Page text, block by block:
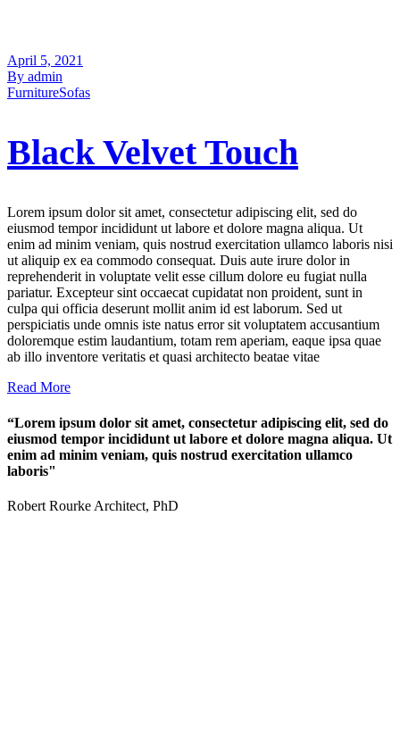
April 5, 2021
By admin
FurnitureSofas
Black Velvet Touch
Lorem ipsum dolor sit amet, consectetur adipiscing elit, sed do
eiusmod tempor incididunt ut labore et dolore magna aliqua. Ut
enim ad minim veniam, quis nostrud exercitation ullamco laboris nisi
ut aliquip ex ea commodo consequat. Duis aute irure dolor in
reprehenderit in voluptate velit esse cillum dolore eu fugiat nulla
pariatur. Excepteur sint occaecat cupidatat non proident, sunt in
culpa qui officia deserunt mollit anim id est laborum. Sed ut
perspiciatis unde omnis iste natus error sit voluptatem accusantium
doloremque estim laudantium, totam rem aperiam, eaque ipsa quae
ab illo inventore veritatis et quasi architecto beatae vitae
Read More
“Lorem ipsum dolor sit amet, consectetur adipiscing elit, sed do
eiusmod tempor incididunt ut labore et dolore magna aliqua. Ut
enim ad minim veniam, quis nostrud exercitation ullamco
laboris"
Robert Rourke Architect, PhD